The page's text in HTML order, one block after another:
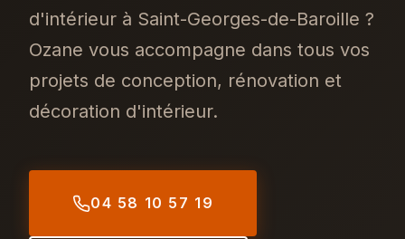
d'intérieur à Saint-Georges-de-Baroille ?
Ozane vous accompagne dans tous vos
projets de conception, rénovation et
décoration d'intérieur.
04 58 10 57 19